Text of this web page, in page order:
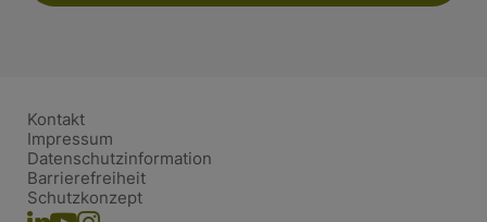
Kontakt
Impressum
Datenschutzinformation
Barrierefreiheit
Schutzkonzept